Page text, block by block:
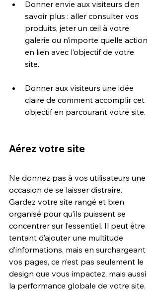
Donner envie aux visiteurs d’en
savoir plus : aller consulter vos
produits, jeter un œil à votre
galerie ou n’importe quelle action
en lien avec l’objectif de votre
site.
Donner aux visiteurs une idée
claire de comment accomplir cet
objectif en parcourant votre site.
Aérez votre site
Ne donnez pas à vos utilisateurs une
occasion de se laisser distraire.
Gardez votre site rangé et bien
organisé pour qu’ils puissent se
concentrer sur l’essentiel. Il peut être
tentant d’ajouter une multitude
d’informations, mais en surchargeant
vos pages, ce n’est pas seulement le
design que vous impactez, mais aussi
la performance globale de votre site.